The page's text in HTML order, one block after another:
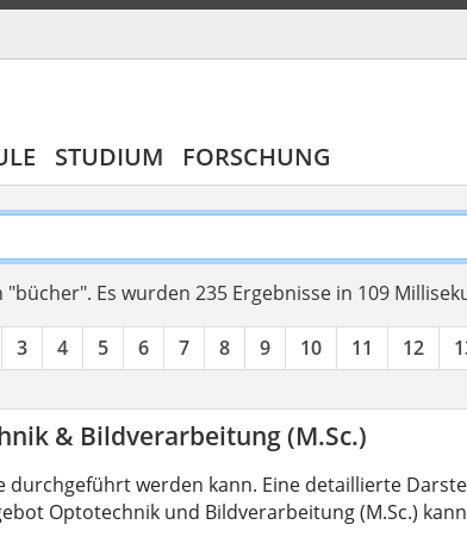
STUDIUM FORSCHUNG
"bücher". Es wurden 235 Ergebnisse in 109
3 4 5 6 7 8 9 10 11 12
& Bildverarbeitung (M.Sc.)
durchgeführt werden kann. Eine detaillierte
Optotechnik und Bildverarbeitung (M.Sc.)